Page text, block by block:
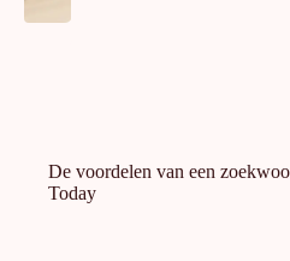
De voordelen van een
Today